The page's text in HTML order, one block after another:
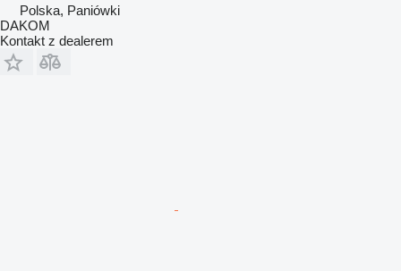
Polska, Paniówki
DAKOM
Kontakt z dealerem